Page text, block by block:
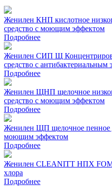
Женилен КНП кислотное
средство с моющим эффектом
Подробнее
Женилен СИП Щ
средство с антибактериальным
Подробнее
Женилен ЩНП щелочное
средство с моющим эффектом
Подробнее
Женилен ЩП щелочное пенное
моющим эффектом
Подробнее
Женилен CLEANITT НПХ FOM
хлора
Подробнее